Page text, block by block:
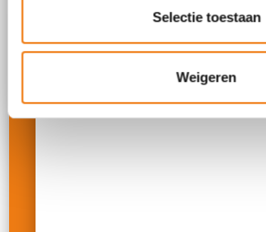
Selectie toestaan
Weigeren
Schoolreis K3/L1